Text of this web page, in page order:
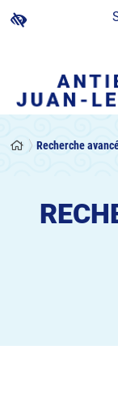
Recherche